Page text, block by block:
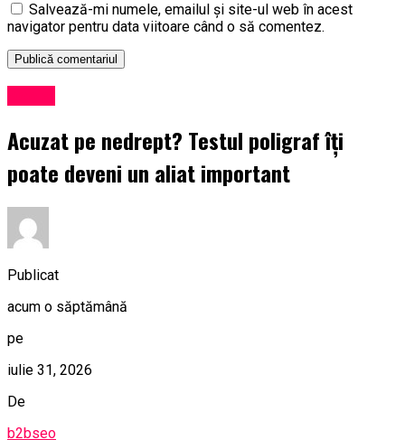
Salvează-mi numele, emailul și site-ul web în acest
navigator pentru data viitoare când o să comentez.
Acuzat pe nedrept? Testul poligraf îţi
poate deveni un aliat important
Publicat
acum o săptămână
pe
iulie 31, 2026
De
b2bseo